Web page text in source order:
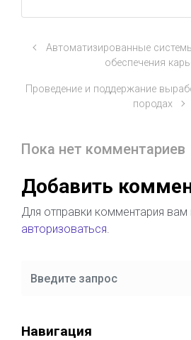
Автоматизированные
обеспечения
Проведение и поддержание
породах
Пока нет комментариев
Добавить
Для отправки комментария
авторизоваться.
Навигация